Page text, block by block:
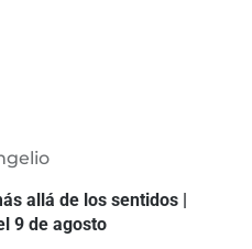
allá de los sentidos |
9 de agosto